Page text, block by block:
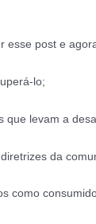
esse post e
lo;
que levam a
da
como